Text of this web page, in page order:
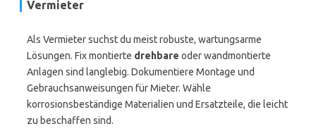
Vermieter
Als Vermieter suchst du meist robuste, wartungsarme
Lösungen. Fix montierte drehbare oder wandmontierte
Anlagen sind langlebig. Dokumentiere Montage und
Gebrauchsanweisungen für Mieter. Wähle
korrosionsbeständige Materialien und Ersatzteile, die leicht
zu beschaffen sind.